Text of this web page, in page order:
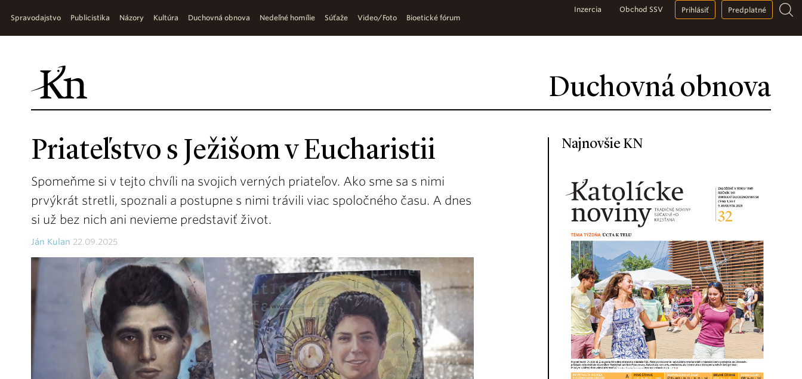
Duchovná obnova
Spravodajstvo Publicistika Názory Kultúra Duchovná obnova Nedeľné homílie Súťaže Video/Foto Bioetické fórum
Inzercia Obchod SSV Prihlásiť Predplatné
Priateľstvo s Ježišom v Eucharistii
Spomeňme si v tejto chvíli na svojich verných priateľov. Ako sme sa s nimi
prvýkrát stretli, spoznali a postupne s nimi trávili viac spoločného času. A dnes
si už bez nich ani nevieme predstaviť život.
Ján Kulan 22.09.2025
Najnovšie KN